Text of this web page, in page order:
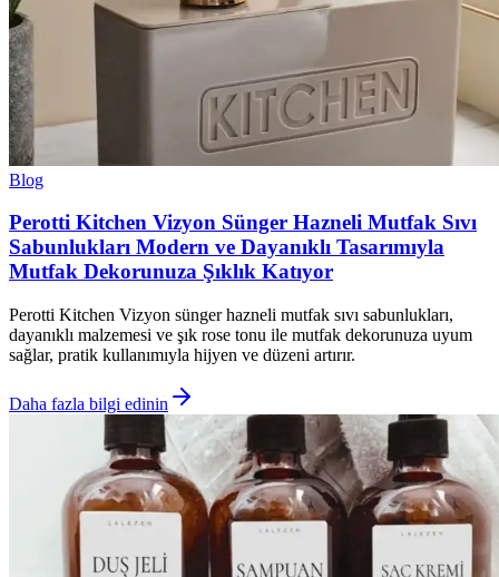
Blog
Perotti Kitchen Vizyon Sünger Hazneli Mutfak Sıvı
Sabunlukları Modern ve Dayanıklı Tasarımıyla
Mutfak Dekorunuza Şıklık Katıyor
Perotti Kitchen Vizyon sünger hazneli mutfak sıvı sabunlukları,
dayanıklı malzemesi ve şık rose tonu ile mutfak dekorunuza uyum
sağlar, pratik kullanımıyla hijyen ve düzeni artırır.
Daha fazla bilgi edinin